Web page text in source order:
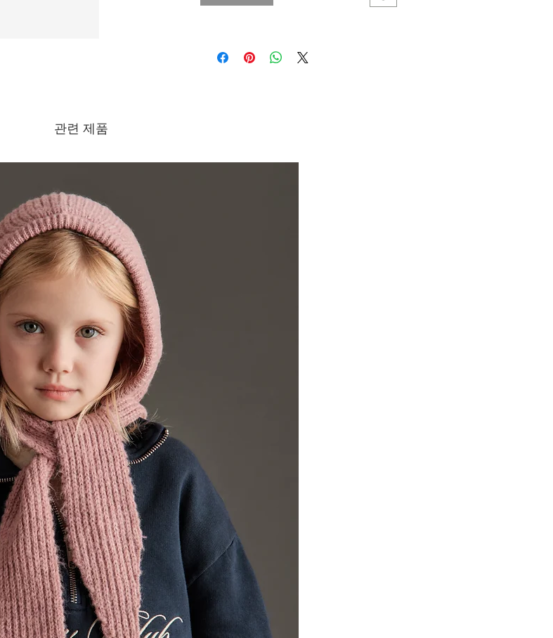
관련 제품